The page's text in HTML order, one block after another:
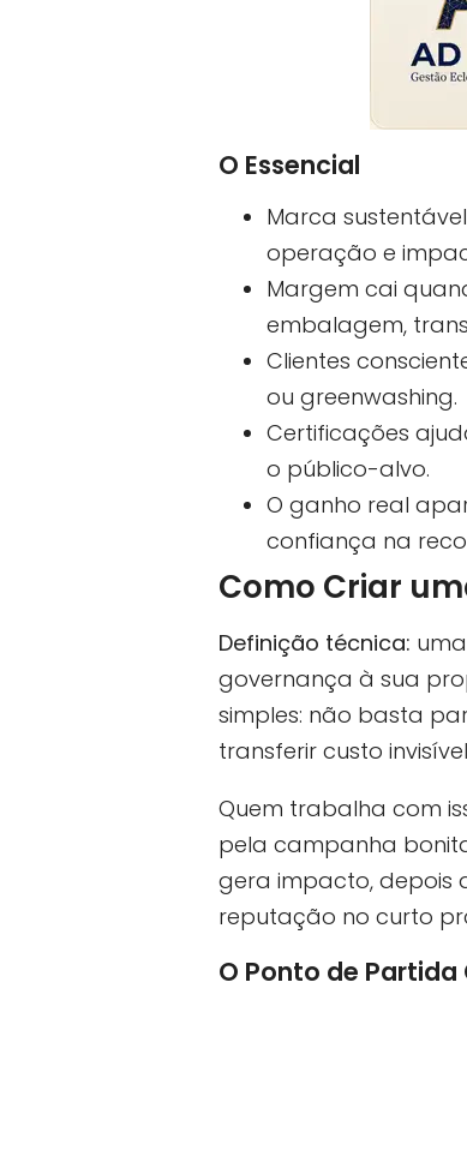
O Essencial
Marca
operação e
Margem cai
embalagem,
Clientes
ou greenwashing.
Certificações
o público-alvo.
O ganho real
confiança na
Como Criar
Definição técnica:
governança à sua
simples: não basta
transferir custo
Quem trabalha com
pela campanha
gera impacto, depois
reputação no curto
O Ponto de Partida